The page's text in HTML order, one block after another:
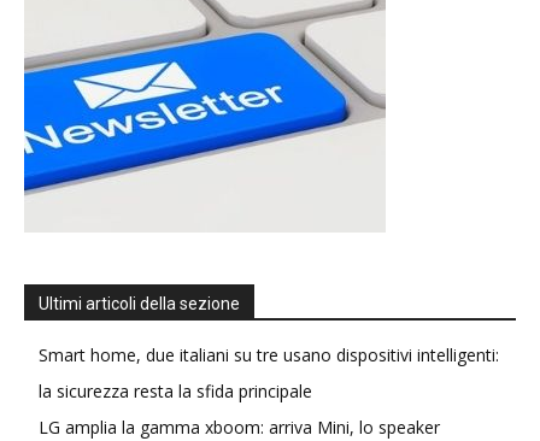
Ultimi articoli della sezione
Smart home, due italiani su tre usano dispositivi intelligenti:
la sicurezza resta la sfida principale
LG amplia la gamma xboom: arriva Mini, lo speaker